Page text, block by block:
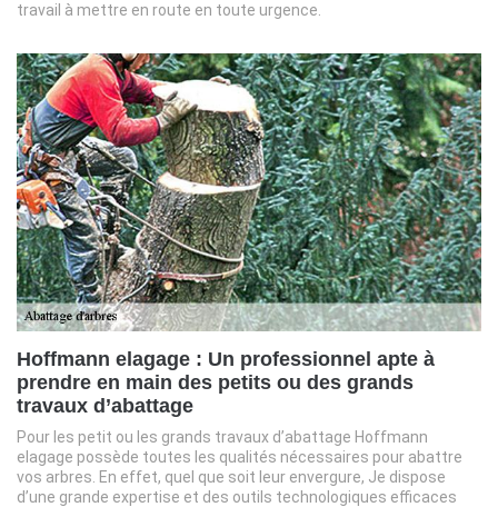
travail à mettre en route en toute urgence.
Hoffmann elagage : Un professionnel apte à
prendre en main des petits ou des grands
travaux d’abattage
Pour les petit ou les grands travaux d’abattage Hoffmann
elagage possède toutes les qualités nécessaires pour abattre
vos arbres. En effet, quel que soit leur envergure, Je dispose
d’une grande expertise et des outils technologiques efficaces